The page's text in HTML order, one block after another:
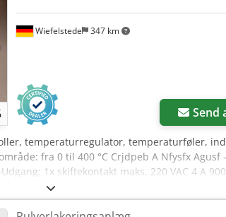
Wiefelstede 347 km
Send
temperaturregulator, temperaturføler,
fra 0 til 400 °C Crjdpeb A Nfysfx Agusf -
1x skiftekontakt maks. 220 VAC 4 A